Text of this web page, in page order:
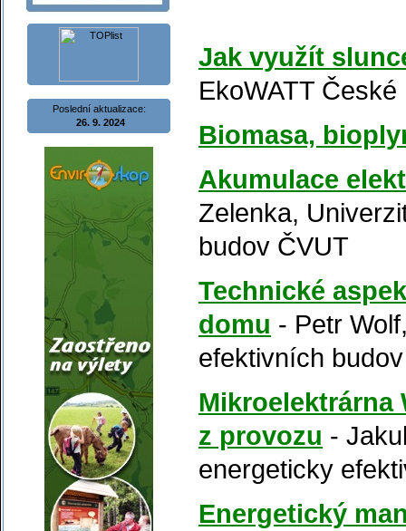
Poslední aktualizace:
26. 9. 2024
Jak využít
EkoWATT
Biomasa,
Akumulace
Zelenka,
budov ČVUT
Technické
domu - Petr
efektivních
Mikroelektrárna
z provozu -
energeticky
Energetický